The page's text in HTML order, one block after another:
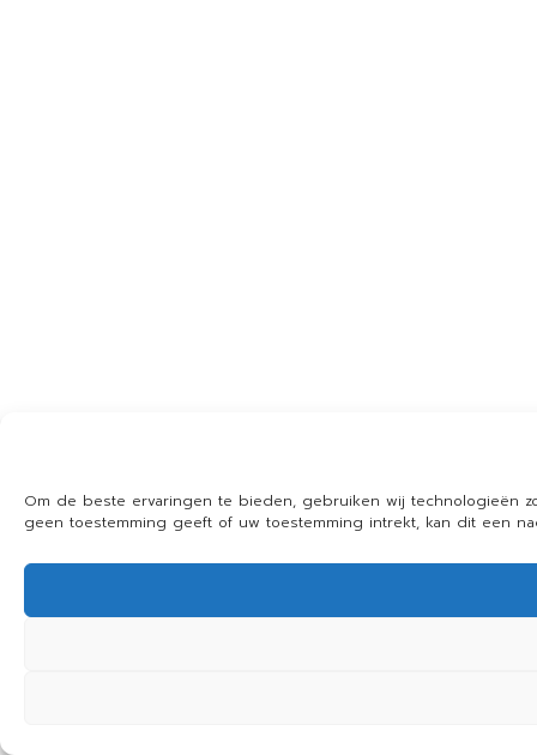
Om de beste ervaringen te bieden, gebruiken wij technologieën
geen toestemming geeft of uw toestemming intrekt, kan dit een